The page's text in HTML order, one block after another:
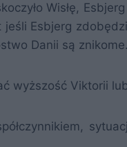
Wisłę, Esbjerg
jeśli Esbjerg
Danii są znikome.
wyższość Viktorii